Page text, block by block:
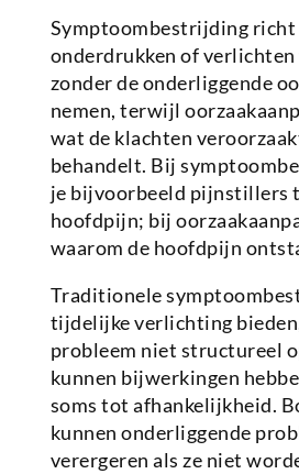
Symptoombestrijding richt
onderdrukken of verlichten
zonder de onderliggende
nemen, terwijl
wat de klachten
behandelt. Bij
je bijvoorbeeld pijnstillers
hoofdpijn; bij
waarom de hoofdpijn
Traditionele
tijdelijke verlichting
probleem niet structureel
kunnen bijwerkingen
soms tot afhankelijkheid.
kunnen onderliggende
verergeren als ze niet